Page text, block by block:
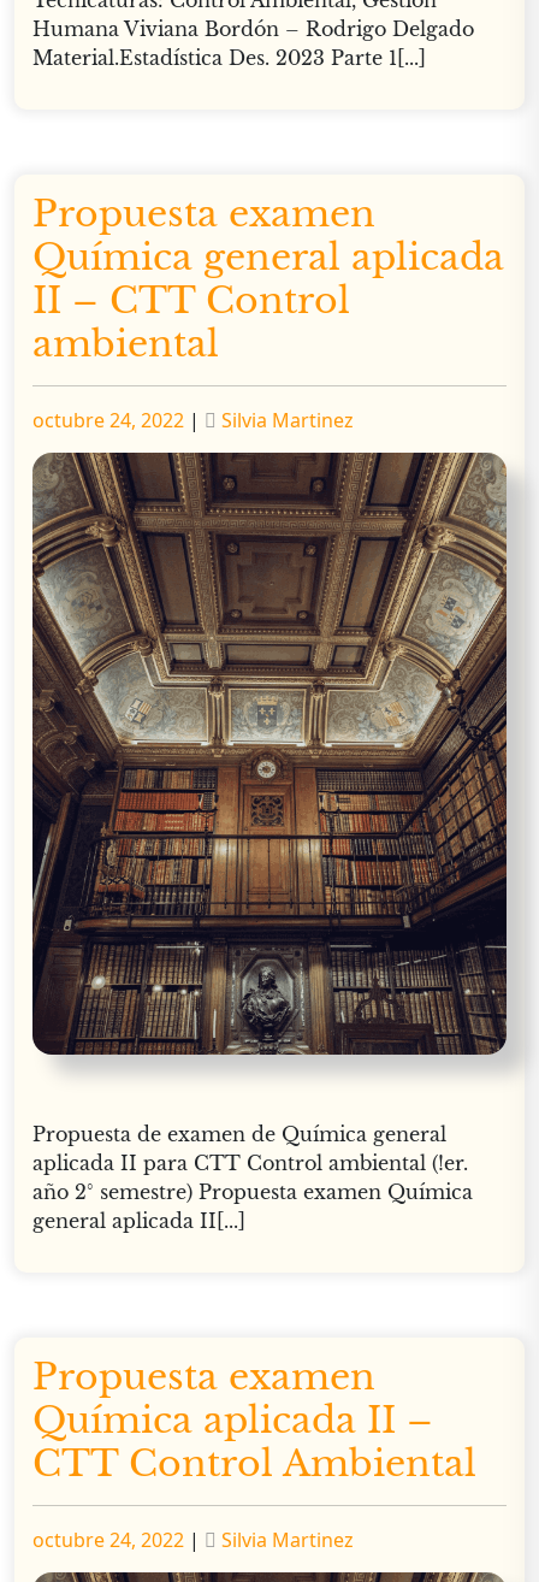
Humana Viviana Bordón – Rodrigo Delgado
Material.Estadística Des. 2023 Parte 1[...]
Propuesta examen
Química general aplicada
II – CTT Control
ambiental
Publicado
octubre 24, 2022 | Publicado
Silvia Martinez
Propuesta de examen de Química general
aplicada II para CTT Control ambiental (!er.
año 2° semestre) Propuesta examen Química
general aplicada II[...]
Propuesta examen
Química aplicada II –
CTT Control Ambiental
Publicado
octubre 24, 2022 | Publicado
Silvia Martinez